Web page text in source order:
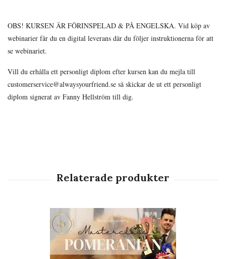
OBS! KURSEN ÄR FÖRINSPELAD & PÅ ENGELSKA. Vid köp av
webinarier får du en digital leverans där du följer instruktionerna för att
se webinariet.
Vill du erhålla ett personligt diplom efter kursen kan du mejla till
customerservice@alwaysyourfriend.se så skickar de ut ett personligt
diplom signerat av Fanny Hellström till dig.